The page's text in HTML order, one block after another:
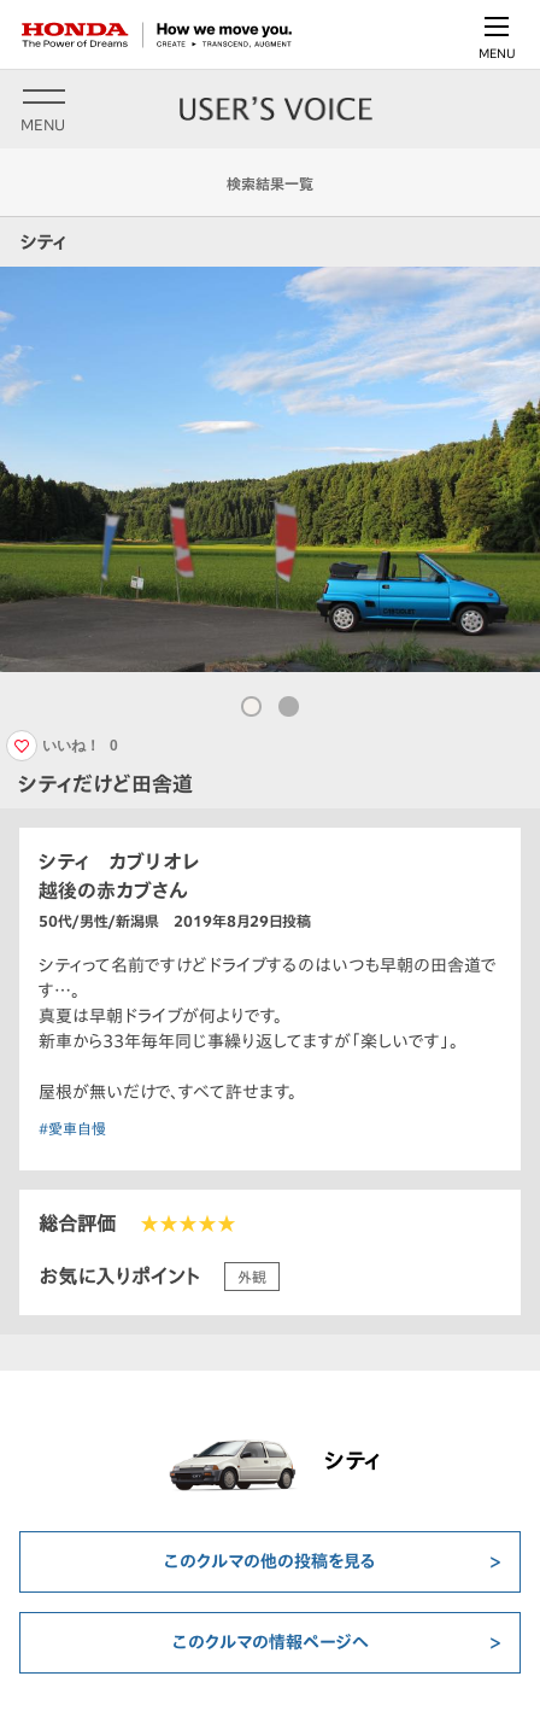
MENU
MENU
検索結果一覧
シティ
シティだけど田舎道
いいね！ 0
シティ カブリオレ
越後の赤カブさん
50代/男性/新潟県 2019年8月29日投稿
シティって名前ですけどドライブするのはいつも早朝の田舎道で
す…。
真夏は早朝ドライブが何よりです。
新車から33年毎年同じ事繰り返してますが「楽しいです」。
屋根が無いだけで、すべて許せます。
#愛車自慢
総合評価 ★★★★★
お気に入りポイント 外観
シティ
このクルマの他の投稿を見る
このクルマの情報ページへ